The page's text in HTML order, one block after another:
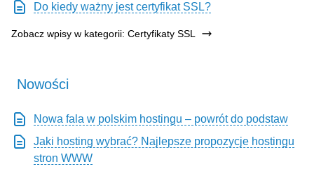
Do kiedy ważny jest certyfikat SSL?
Zobacz wpisy w kategorii: Certyfikaty SSL
Nowości
Nowa fala w polskim hostingu – powrót do podstaw
Jaki hosting wybrać? Najlepsze propozycje hostingu
stron WWW